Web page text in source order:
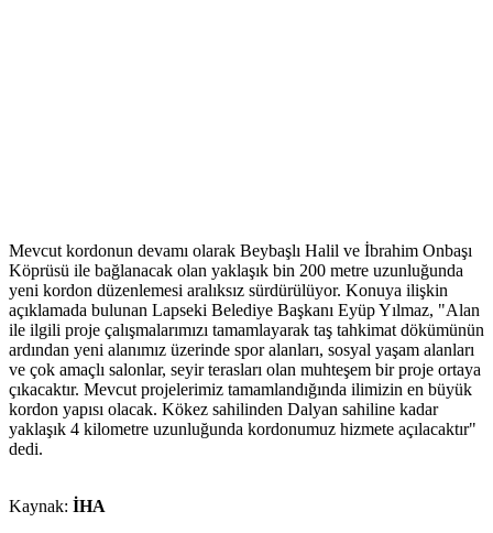
Mevcut kordonun devamı olarak Beybaşlı Halil ve İbrahim Onbaşı
Köprüsü ile bağlanacak olan yaklaşık bin 200 metre uzunluğunda
yeni kordon düzenlemesi aralıksız sürdürülüyor. Konuya ilişkin
açıklamada bulunan Lapseki Belediye Başkanı Eyüp Yılmaz, "Alan
ile ilgili proje çalışmalarımızı tamamlayarak taş tahkimat dökümünün
ardından yeni alanımız üzerinde spor alanları, sosyal yaşam alanları
ve çok amaçlı salonlar, seyir terasları olan muhteşem bir proje ortaya
çıkacaktır. Mevcut projelerimiz tamamlandığında ilimizin en büyük
kordon yapısı olacak. Kökez sahilinden Dalyan sahiline kadar
yaklaşık 4 kilometre uzunluğunda kordonumuz hizmete açılacaktır"
dedi.
Kaynak: İHA